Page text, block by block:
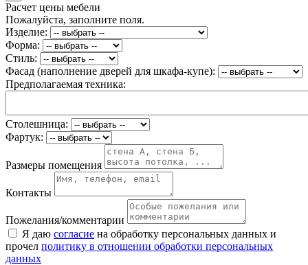
Расчет цены мебели
Пожалуйста, заполните поля.
Изделие:
Форма:
Стиль:
Фасад (наполнение дверей для шкафа-купе):
Предполагаемая техника:
Столешница:
Фартук:
Размеры помещения
Контакты
Пожелания/комментарии
Я даю согласие на обработку персональных данных и
прочел политику в отношении обработки персональных
данных